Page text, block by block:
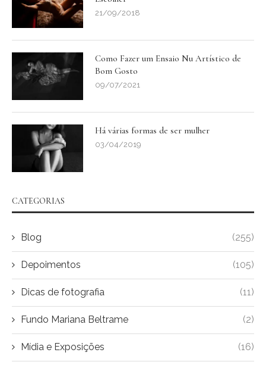
21/09/2018
Como Fazer um Ensaio Nu Artístico de
Bom Gosto
09/07/2021
Há várias formas de ser mulher
03/04/2019
CATEGORIAS
Blog (255)
Depoimentos (105)
Dicas de fotografia (11)
Fundo Mariana Beltrame (2)
Mídia e Exposições (16)